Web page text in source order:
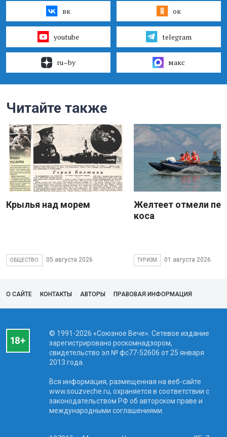
вк ок
youtube telegram
ru–by макс
Читайте также
Крылья над морем
ОБЩЕСТВО 05 августа 2026
Желтеет отмели
коса
ТУРИЗМ 01 августа 2026
О САЙТЕ КОНТАКТЫ АВТОРЫ ПРАВОВАЯ ИНФОРМАЦИЯ
© 1991-2026 «Союзное Вече». Сетевое издание
зарегистрировано роскомнадзором,
свидетельство эл № фc77-52606 от 25 января
2013 года.
Вся информация, размещенная на веб-сайте
www.souzveche.ru, охраняется в соответствии с
законодательством РФ об авторском праве и
международными соглашениями.